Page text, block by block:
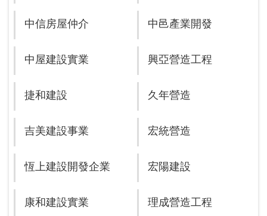
中信房屋仲介 中邑產業開發
中屋建設實業 興亞營造工程
捷和建設 久年營造
吉美建設事業 宏統營造
恆上建設開發企業 宏陽建設
康和建設實業 理成營造工程